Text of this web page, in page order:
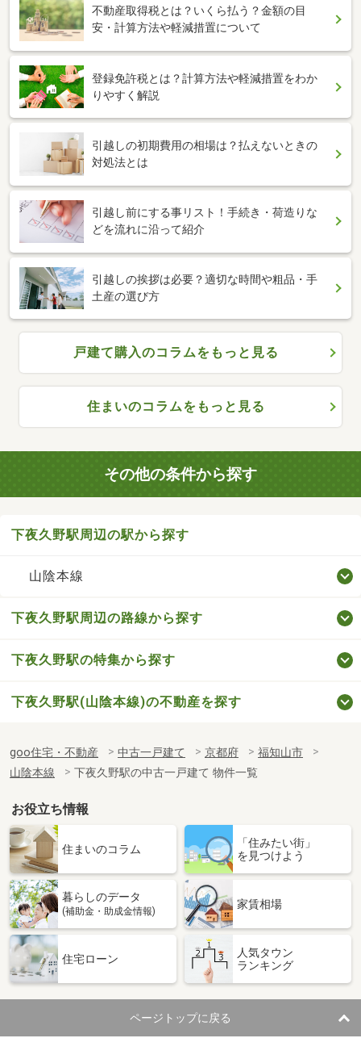
不動産取得税とは？いくら払う？金額の目
安・計算方法や軽減措置について
登録免許税とは？計算方法や軽減措置をわか
りやすく解説
引越しの初期費用の相場は？払えないときの
対処法とは
引越し前にする事リスト！手続き・荷造りな
どを流れに沿って紹介
引越しの挨拶は必要？適切な時間や粗品・手
土産の選び方
戸建て購入のコラムをもっと見る
住まいのコラムをもっと見る
その他の条件から探す
下夜久野駅周辺の駅から探す
山陰本線
下夜久野駅周辺の路線から探す
下夜久野駅の特集から探す
下夜久野駅(山陰本線)の不動産を探す
goo住宅・不動産 中古一戸建て 京都府
福知山市
山陰本線
下夜久野駅の中古一戸建て 物件一覧
お役立ち情報
住まいのコラム
「住みたい街」
を見つけよう
暮らしのデータ
(補助金・助成金情報)
家賃相場
住宅ローン
人気タウン
ランキング
ページトップに戻る